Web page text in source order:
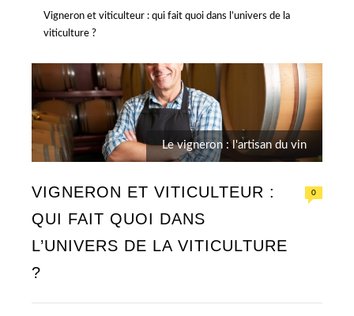
s
Vigneron et viticulteur : qui fait quoi dans l’univers de la
viticulture ?
Le vigneron : l'artisan du vin
VIGNERON ET VITICULTEUR :
QUI FAIT QUOI DANS
L’UNIVERS DE LA VITICULTURE
?
0